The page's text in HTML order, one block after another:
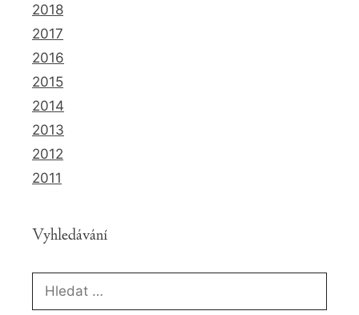
2018
2017
2016
2015
2014
2013
2012
2011
Vyhledávání
Hledat: